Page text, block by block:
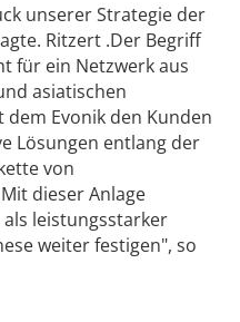
unserer Strategie der
Ritzert .Der Begriff
für ein Netzwerk aus
asiatischen
Evonik den Kunden
Lösungen entlang der
von
dieser Anlage
leistungsstarker
weiter festigen", so